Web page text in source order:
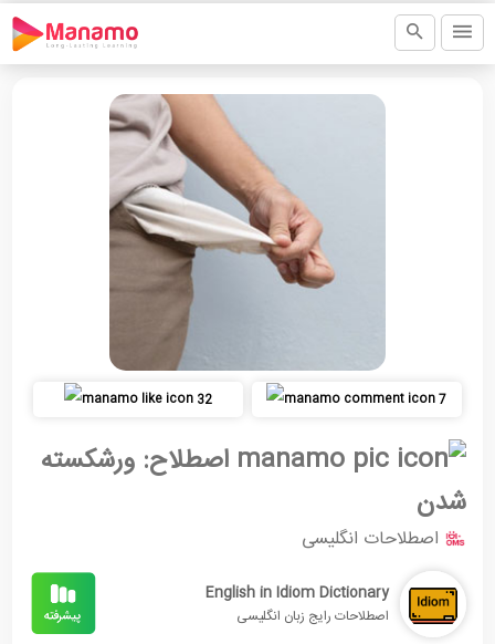
32 7
اصطلاح: ورشکسته
شدن
اصطلاحات انگلیسی
English in Idiom Dictionary
اصطلاحات رایج زبان انگلیسی